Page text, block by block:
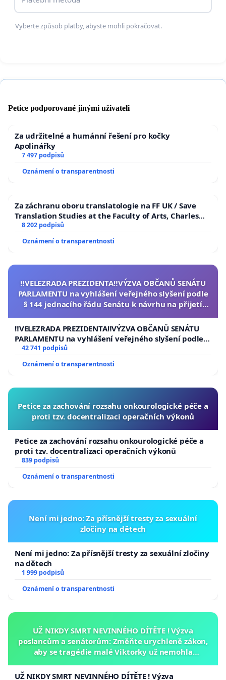
Vyberte způsob platby, abyste mohli pokračovat.
Petice podporované jinými uživateli
Za udržitelné a humánní řešení pro kočky
Apolinářky
7 497 podpisů
Oznámení o transparentnosti
Za záchranu oboru translatologie na FF UK / Save
Translation Studies at the Faculty of Arts, Charles
University
8 202 podpisů
Oznámení o transparentnosti
‼️VELEZRADA PREZIDENTA‼️VÝZVA OBČANŮ SENÁTU
PARLAMENTU na vyhlášení veřejného slyšení podle
§ 144 jednacího řádu Senátu k návrhu na přijetí
republiky
‼️VELEZRADA PREZIDENTA‼️VÝZVA OBČANŮ SENÁTU
PARLAMENTU na vyhlášení veřejného slyšení podle §
144 jednacího řádu Senátu k návrhu na přijetí
usnesení k podání ústavní žaloby na prezidenta
republiky
42 741 podpisů
Oznámení o transparentnosti
Petice za zachování rozsahu onkourologické péče a
proti tzv. docentralizaci operačních výkonů
Petice za zachování rozsahu onkourologické péče a
proti tzv. docentralizaci operačních výkonů
839 podpisů
Oznámení o transparentnosti
Není mi jedno: Za přísnější tresty za sexuální
zločiny na dětech
Není mi jedno: Za přísnější tresty za sexuální zločiny
na dětech
1 999 podpisů
Oznámení o transparentnosti
UŽ NIKDY SMRT NEVINNÉHO DÍTĚTE ! Výzva
poslancům a senátorům: Změňte urychleně zákon,
aby se tragédie malé Viktorky už nemohla
UŽ NIKDY SMRT NEVINNÉHO DÍTĚTE ! Výzva